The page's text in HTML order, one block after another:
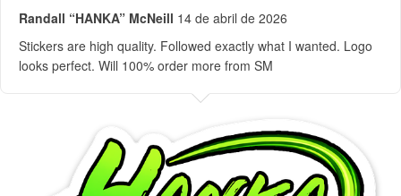
Randall “HANKA” McNeill 14 de abril de 2026
Stickers are high quality. Followed exactly what I wanted. Logo
looks perfect. Will 100% order more from SM